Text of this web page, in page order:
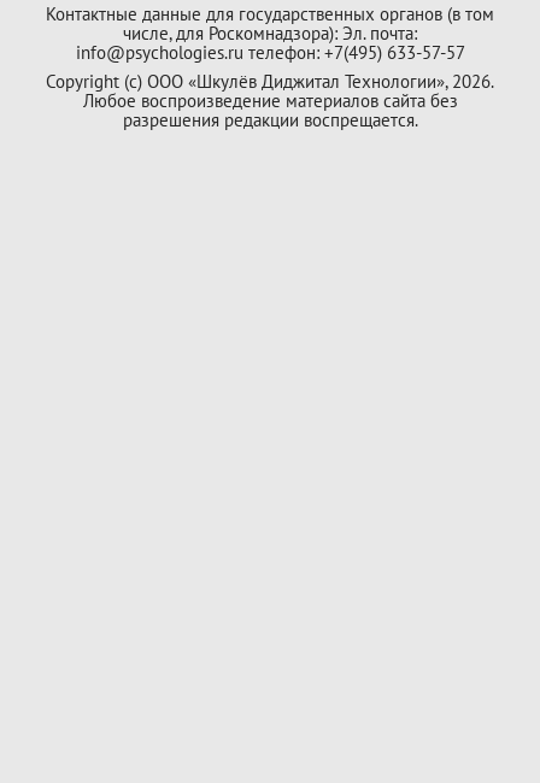
Контактные данные для государственных органов (в том
числе, для Роскомнадзора): Эл. почта:
info@psychologies.ru телефон: +7(495) 633-57-57
Copyright (с) ООО «Шкулёв Диджитал Технологии», 2026.
Любое воспроизведение материалов сайта без
разрешения редакции воспрещается.